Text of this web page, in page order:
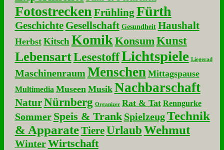
Fotostrecken Frühling Fürth
Geschichte Gesellschaft Gesundheit Haushalt
Herbst Kitsch Komik KonsumKunst
LebensartLesestoffLichtspiele Liegerad
Maschinenraum Menschen Mittagspause
Multimedia Museen Musik Nachbarschaft
NaturNürnberg Organizer Rat & Tat Renngurke
Sommer Speis & Trank Spielzeug Technik
& Apparate Tiere UrlaubWehmut
Winter Wirtschaft